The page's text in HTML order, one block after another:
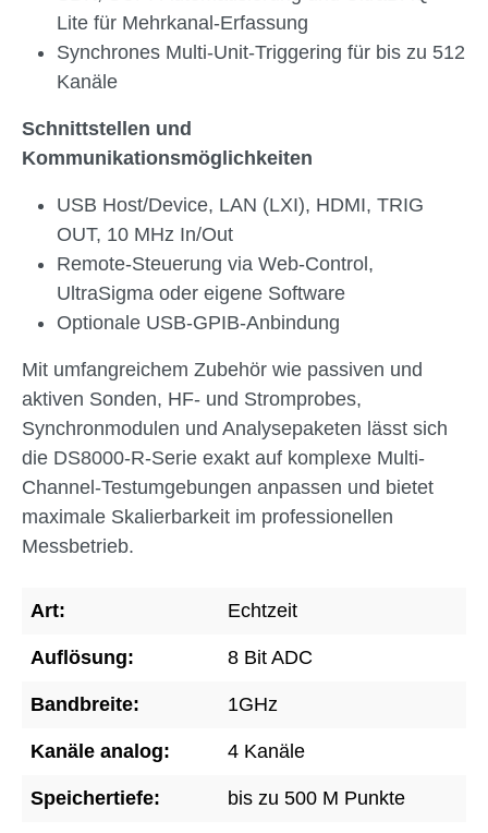
Lite für Mehrkanal-Erfassung
Synchrones Multi-Unit-Triggering für bis zu 512
Kanäle
Schnittstellen und
Kommunikationsmöglichkeiten
USB Host/Device, LAN (LXI), HDMI, TRIG
OUT, 10 MHz In/Out
Remote-Steuerung via Web-Control,
UltraSigma oder eigene Software
Optionale USB-GPIB-Anbindung
Mit umfangreichem Zubehör wie passiven und
aktiven Sonden, HF- und Stromprobes,
Synchronmodulen und Analysepaketen lässt sich
die DS8000-R-Serie exakt auf komplexe Multi-
Channel-Testumgebungen anpassen und bietet
maximale Skalierbarkeit im professionellen
Messbetrieb.
Art: Echtzeit
Auflösung: 8 Bit ADC
Bandbreite: 1GHz
Kanäle analog: 4 Kanäle
Speichertiefe: bis zu 500 M Punkte